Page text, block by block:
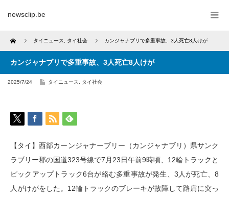
newsclip.be
Home タイニュース タイ社会 カンジャナブリで多重事故、3人死亡8人けが
カンジャナブリで多重事故、3人死亡8人けが
2025/7/24 タイニュース タイ社会
【タイ】西部カーンジャナーブリー（カンジャナブリ）県サンク
ラブリー郡の国道323号線で7月23日午前9時頃、12輪トラックと
ピックアップトラック6台が絡む多重事故が発生、3人が死亡、8
人がけがをした。12輪トラックのブレーキが故障して路肩に突っ